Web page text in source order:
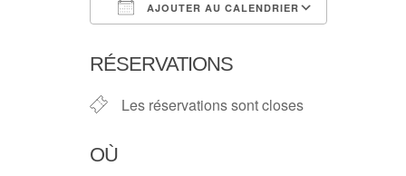
AJOUTER AU CALENDRIER
RÉSERVATIONS
Les réservations sont closes
OÙ